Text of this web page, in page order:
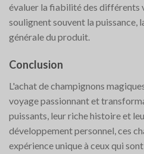
évaluer la fiabilité des différents
soulignent souvent la
générale du produit.
Conclusion
L'achat de champignons
voyage passionnant et
puissants, leur riche histoire et
développement personnel, ces
expérience unique à ceux qui